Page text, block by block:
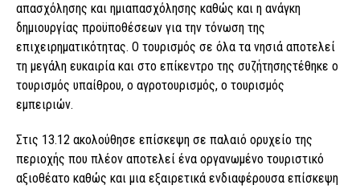
απασχόλησης και ημιαπασχόλησης καθώς και η ανάγκη
δημιουργίας προϋποθέσεων για την τόνωση της
επιχειρηματικότητας. Ο τουρισμός σε όλα τα νησιά αποτελεί
τη μεγάλη ευκαιρία και στο επίκεντρο της συζήτησηςτέθηκε ο
τουρισμός υπαίθρου, ο αγροτουρισμός, ο τουρισμός
εμπειριών.
Στις 13.12 ακολούθησε επίσκεψη σε παλαιό ορυχείο της
περιοχής που πλέον αποτελεί ένα οργανωμένο τουριστικό
αξιοθέατο καθώς και μια εξαιρετικά ενδιαφέρουσα επίσκεψη